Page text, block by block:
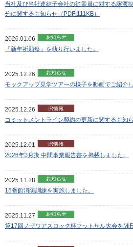
当社及び当社連結子会社の従業員に対する譲渡
分に関するお知らせ（PDF:111KB）
2026.01.06
「新年祈願祭」を執り行いました。
2025.12.26
モックアップ見学ツアーの様子を動画でご紹介
2025.12.26
コミットメントライン契約の更新に関するお知
2025.12.01
2026年3月期 中間事業報告書を掲載しました。
2025.11.28
15番館消防訓練を実施しました。
2025.11.27
第17回ノザワアスロック杯フットサル大会を